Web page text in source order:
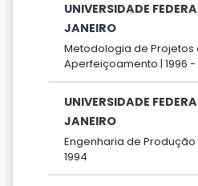
UNIVERSIDADE
JANEIRO
Metodologia de Projetos
Aperfeiçoamento | 1996 -
UNIVERSIDADE
JANEIRO
Engenharia de Produção
1994